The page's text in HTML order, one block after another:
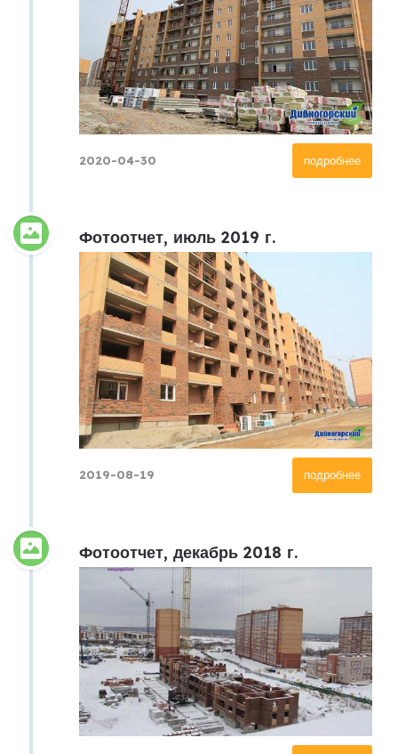
подробнее
2020-04-30
Фотоотчет, июль 2019 г.
подробнее
2019-08-19
Фотоотчет, декабрь 2018 г.